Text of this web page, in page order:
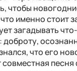
чтобы
именно стоит
загадывать
доброту,
что его
песня